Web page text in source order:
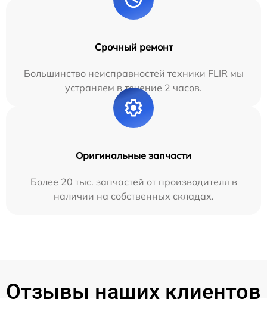
Срочный ремонт
Большинство неисправностей техники FLIR мы
устраняем в течение 2 часов.
Оригинальные запчасти
Более 20 тыс. запчастей от производителя в
наличии на собственных складах.
Отзывы наших клиентов